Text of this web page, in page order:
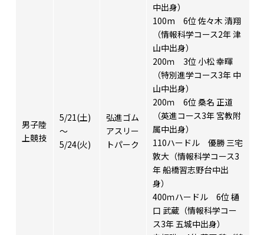
男子陸
上競技
5/21(土)
～
5/24(火)
弘進ゴム
アスリー
トパーク
中出身）
100m 6位 佐々木 清翔
（情報科学コース2年 津
山中出身）
200ｍ 3位 小松 幸暉
（特別進学コース3年 中
山中出身）
200ｍ 6位 桑名 正道
（英進コース3年 宮教附
属中出身）
110ハードル 優勝 三宅
敦大（情報科学コース3
年 船橋習志野台中出
身）
400ｍハードル 6位 樋
口 武蔵（情報科学コー
ス3年 五城中出身）